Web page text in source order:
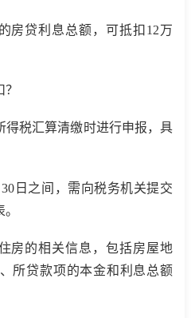
房贷利息总额，可抵扣12万
得税汇算清缴时进行申报，具
日之间，需向税务机关提交
房的相关信息，包括房屋地
所贷款项的本金和利息总额